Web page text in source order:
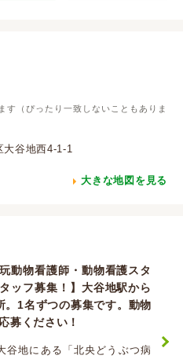
（ぴったり一致しないこともありま
大谷地西4-1-1
大きな地図を見る
動物看護師・動物看護スタ
ッフ募集！】大谷地駅から
。1名ずつの募集です。動物
募ください！
谷地にある「北央どうぶつ病